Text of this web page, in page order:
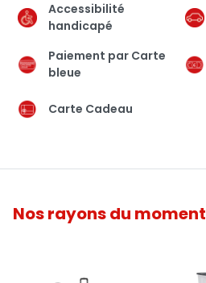
Accessibilité
handicapé
Paiement par Carte
bleue
Carte Cadeau
Nos rayons du moment